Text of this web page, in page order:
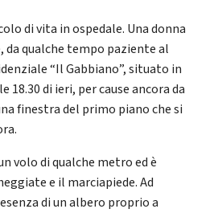
di vita in ospedale. Una donna
da qualche tempo paziente al
“Il Gabbiano”, situato in
di ieri, per cause ancora da
finestra del primo piano che si
volo di qualche metro ed è
e il marciapiede. Ad
di un albero proprio a